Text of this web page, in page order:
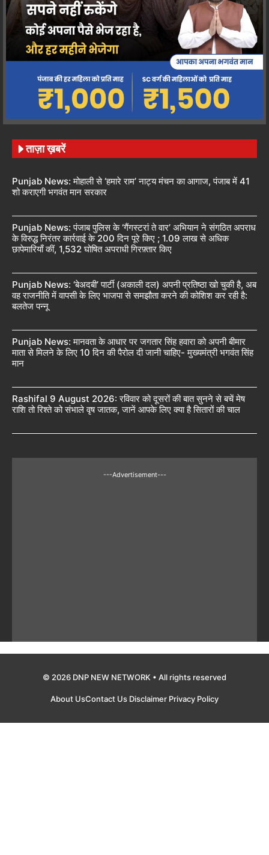
ताज़ा ख़बरें
Punjab News: मोहाली से ‘हमारे राम’ नाट्य मंचन का आगाज, पंजाब में 41
शो कराएगी भगवंत मान सरकार
Punjab News: पंजाब पुलिस के ‘गैंगस्टरां ते वार’ अभियान ने संगठित अपराध
के विरुद्ध निरंतर कार्रवाई के 200 दिन पूरे किए ; 1.09 लाख से अधिक
छापेमारियाँ कीं, 1,532 घोषित अपराधी गिरफ़्तार किए
Punjab News: ‘बेअदबी’ पार्टी (अकाली दल) अपनी प्रतिष्ठा खो चुकी है, अब
वह राजनीति में वापसी के लिए भाजपा से समझौता करने की कोशिश कर रही है:
बलतेज पन्नू
Punjab News: मानवता के आधार पर जगतार सिंह हवारा को अपनी बीमार
माता से मिलने के लिए 10 दिन की पैरोल दी जानी चाहिए- मुख्यमंत्री भगवंत सिंह
मान
Rashifal 9 August 2026: रविवार को दूसरों की बात सुनने से बचें मेष
राशि तो रिश्ते को संभाले वृष जातक, जानें आपके लिए क्या है सितारों की चाल
---Advertisement---
© 2026 DNP NEW NETWORK • All rights reserved
About UsContact Us Disclaimer Privacy Policy